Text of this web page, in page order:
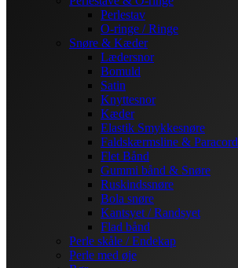
Perlestav
O-ringe / Ringe
Snøre & Kæder
Lædersnor
Bomuld
Satin
Knyttesnor
Kæder
Elastik Smykkesnøre
Faldskærmsline & Paracord
Flet Bånd
Gummi bånd & Snøre
Ruskindssnøre
Bola snøre
Kantsyet / Randsyet
Flad bånd
Perle skåle / Endekap
Perle med øje